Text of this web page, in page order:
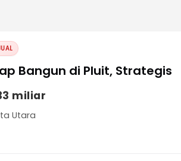
Bangun di Pluit, Strategis
miliar
Utara